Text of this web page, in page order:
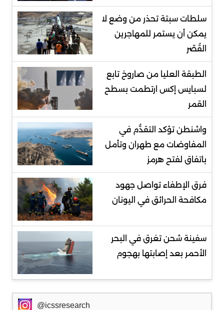
سلطات سبتة تحذر من وضع لا
يمكن أن يستمر للمهاجرين
القُصّر
الطبقة العليا من صاروخ تابع
لسبايس إكس ارتطمت بسطح
القمر
واشنطن تؤكد التقدُّم في
المفاوضات مع طهران وتأمل
باتفاق لفتح هرمز
فرق الإطفاء تواصل جهود
مكافحة الحرائق في اليونان
سفينة شحن تغرق في البحر
الأحمر بعد إصابتها بهجوم
@icssresearch